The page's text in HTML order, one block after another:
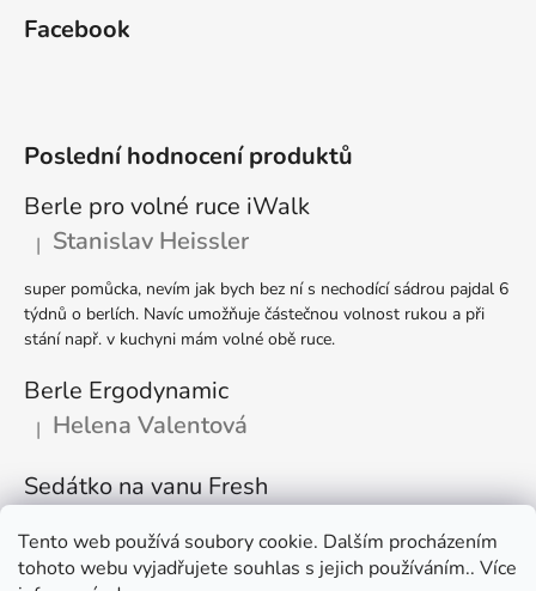
Tento web používá soubory cookie. Dalším procházením
tohoto webu vyjadřujete souhlas s jejich používáním.. Více
Facebook
Poslední hodnocení produktů
Berle pro volné ruce iWalk
Hodnocení produktu je 5 z 5 hvězdiček.
| Stanislav Heissler
super pomůcka, nevím jak bych bez ní s nechodící sádrou pajdal 6
týdnů o berlích. Navíc umožňuje částečnou volnost rukou a při
stání např. v kuchyni mám volné obě ruce.
Berle Ergodynamic
Hodnocení produktu je 5 z 5 hvězdiček.
| Helena Valentová
Sedátko na vanu Fresh
Hodnocení produktu je 5 z 5 hvězdiček.
Kvalitní výrobek, výborná pomůcka pro částečně imobilního